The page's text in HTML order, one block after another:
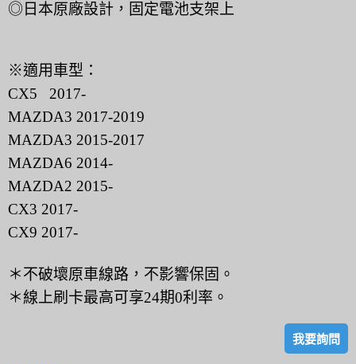
◎日本原廠設計，固定電池支架上
※適用車型：
CX5 2017-
MAZDA3 2017-2019
MAZDA3 2015-2017
MAZDA6 2014-
MAZDA2 2015-
CX3 2017-
CX9 2017-
＊不破壞原車線路，不影響保固。
＊線上刷卡最高可享24期0利率。
我要詢問